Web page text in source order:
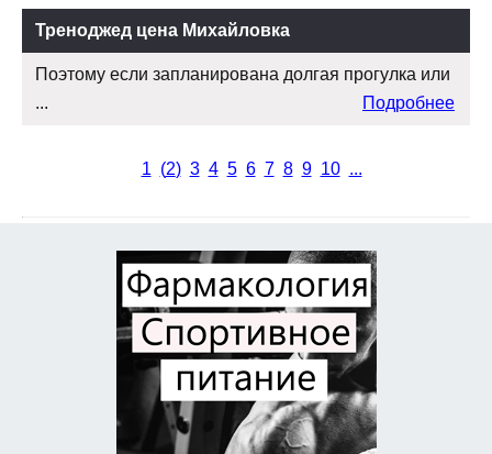
Треноджед цена Михайловка
Поэтому если запланирована долгая прогулка или
...
Подробнее
1 (2) 3 4 5 6 7 8 9 10 ...